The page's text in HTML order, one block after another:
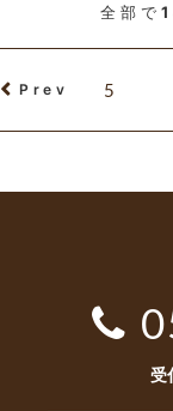
全部で
Prev 5